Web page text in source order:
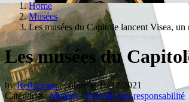
Home
Musées
Les musées du Capitole lancent Visea,
Les musées du
byRedazione, publié le 15/12/2021
Catégories:Musées/ Avis de non-responsabilité